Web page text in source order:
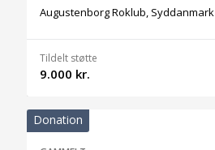
Augustenborg Roklub, Syddanmark
Tildelt støtte
9.000 kr.
Donation